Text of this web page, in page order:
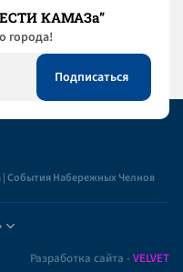
КАМАЗа”
города!
События Набережных Челнов
Разработка сайта -VELVET